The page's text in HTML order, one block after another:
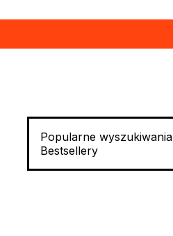
Popularne wyszukiwania
Bestsellery